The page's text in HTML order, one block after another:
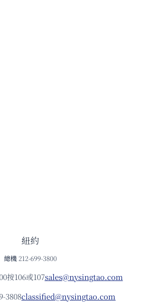
紐約
總機 212-699-3800
按106或107sales@nysingtao.com
3808classified@nysingtao.com